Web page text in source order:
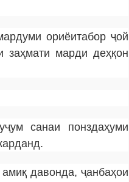
ориёитабор ҷой
заҳмати марди деҳқон
санаи понздаҳуми
давонда, ҷанбаҳои